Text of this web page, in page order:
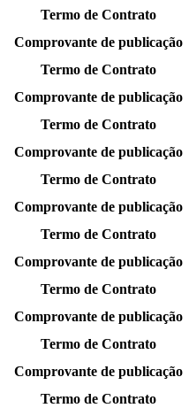
Termo de Contrato
Comprovante de publicação
Termo de Contrato
Comprovante de publicação
Termo de Contrato
Comprovante de publicação
Termo de Contrato
Comprovante de publicação
Termo de Contrato
Comprovante de publicação
Termo de Contrato
Comprovante de publicação
Termo de Contrato
Comprovante de publicação
Termo de Contrato